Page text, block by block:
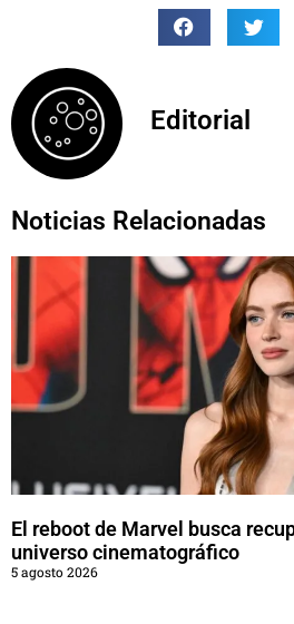
Editorial
Noticias Relacionadas
El reboot de Marvel busca
universo cinematográfico
5 agosto 2026